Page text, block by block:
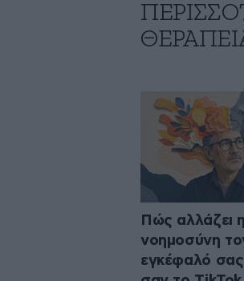
Πώς αλλάζει
νοημοσύνη
εγκέφαλό